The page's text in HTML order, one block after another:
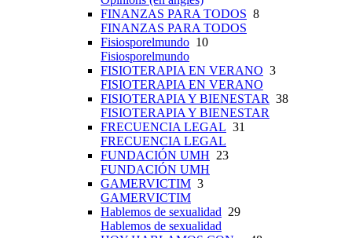
FINANZAS PARA TODOS 8
FINANZAS PARA TODOS
Fisiosporelmundo 10
Fisiosporelmundo
FISIOTERAPIA EN VERANO 3
FISIOTERAPIA EN VERANO
FISIOTERAPIA Y BIENESTAR 38
FISIOTERAPIA Y BIENESTAR
FRECUENCIA LEGAL 31
FRECUENCIA LEGAL
FUNDACIÓN UMH 23
FUNDACIÓN UMH
GAMERVICTIM 3
GAMERVICTIM
Hablemos de sexualidad 29
Hablemos de sexualidad